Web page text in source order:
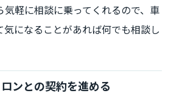
気軽に相談に乗ってくれるので、車
になることがあれば何でも相談し
ンとの契約を進める